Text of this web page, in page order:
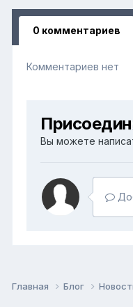
0 комментариев
Комментариев нет
Вы можете
Главная Блог